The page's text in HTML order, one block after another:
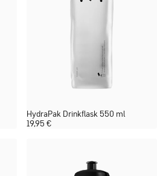
HydraPak Drinkflask 550 ml
19,95 €